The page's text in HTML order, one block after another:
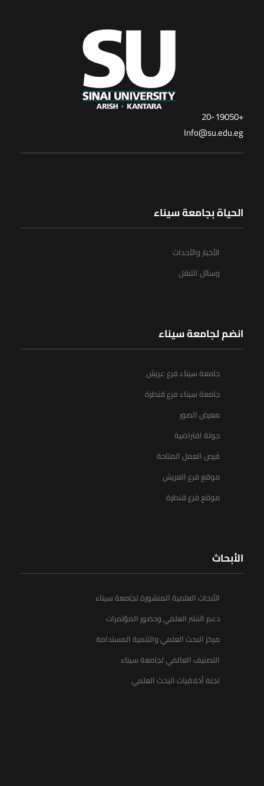
+20-19050
Info@su.edu.eg
الحياة بجامعة سيناء
الأخبار والأحداث
وسائل التنقل
انضم لجامعة سيناء
جامعة سيناء فرع عريش
جامعة سيناء فرع قنطرة
معرض الصور
جولة افتراضية
فرص العمل المتاحة
موقع فرع العريش
موقع فرع قنطرة
الأبحاث
الأبحاث العلمية المنشورة لجامعة سيناء
دعم النشر العلمي وحضور المؤتمرات
مركز البحث العلمي والتنمية المستدامة
التصنيف العالمي لجامعة سيناء
لجنة أخلاقيات البحث العلمي